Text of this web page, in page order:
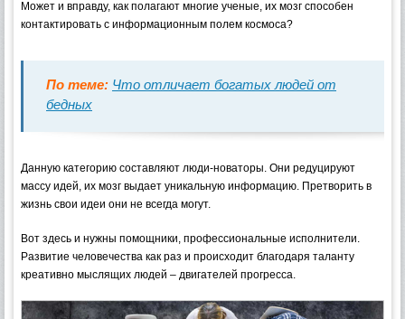
Может и вправду, как полагают многие ученые, их мозг способен
контактировать с информационным полем космоса?
По теме: Что отличает богатых людей от
бедных
Данную категорию составляют люди-новаторы. Они редуцируют
массу идей, их мозг выдает уникальную информацию. Претворить в
жизнь свои идеи они не всегда могут.
Вот здесь и нужны помощники, профессиональные исполнители.
Развитие человечества как раз и происходит благодаря таланту
креативно мыслящих людей – двигателей прогресса.